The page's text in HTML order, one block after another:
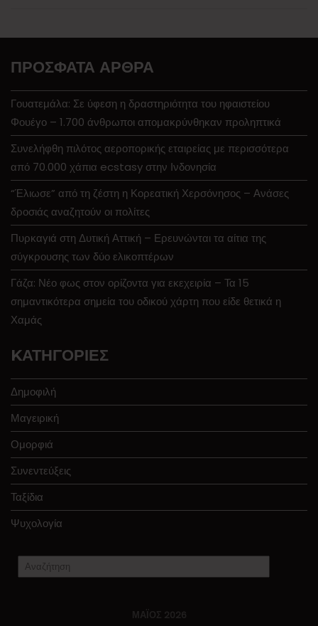
ΠΡΌΣΦΑΤΑ ΆΡΘΡΑ
Γουατεμάλα: Σε ύφεση η δραστηριότητα του ηφαιστείου
Φουέγο – 1.700 άνθρωποι απομακρύνθηκαν προληπτικά
Συνελήφθη πιλότος αεροπορικής εταιρείας με περισσότερα
από 70.000 χάπια ecstasy στην Ινδονησία
“Έλιωσε” από τη ζέστη η Κορεατική Χερσόνησος – Ανάσες
δροσιάς αναζητούν οι πολίτες
Πυρκαγιά στη Δυτική Αττική – Ερευνώνται τα αίτια της
σύγκρουσης των δύο ελικοπτέρων
Γάζα: Νέο φως στον ορίζοντα για εκεχειρία – Τα 15
σημαντικότερα σημεία του οδικού χάρτη που είδε θετικά η
Χαμάς
KΑΤΗΓΟΡΊΕΣ
Δημοφιλή
Μαγειρική
Ομορφιά
Συνεντεύξεις
Ταξίδια
Ψυχολογία
ΜΆΙΟΣ 2026